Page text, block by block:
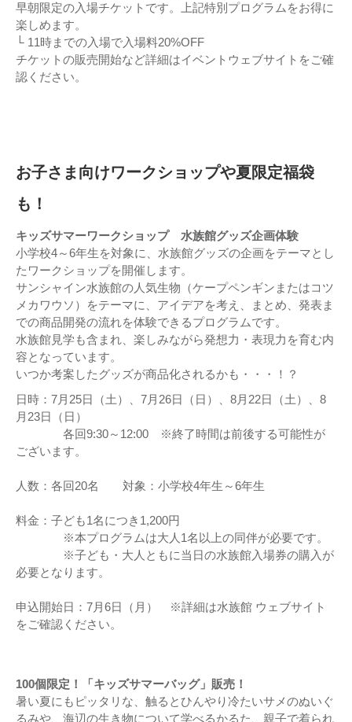
早朝限定の入場チケットです。上記特別プログラムをお得に
楽しめます。
└ 11時までの入場で入場料20%OFF
チケットの販売開始など詳細はイベントウェブサイトをご確
認ください。
お子さま向けワークショップや夏限定福袋
も！
キッズサマーワークショップ 水族館グッズ企画体験
小学校4～6年生を対象に、水族館グッズの企画をテーマとし
たワークショップを開催します。
サンシャイン水族館の人気生物（ケープペンギンまたはコツ
メカワウソ）をテーマに、アイデアを考え、まとめ、発表ま
での商品開発の流れを体験できるプログラムです。
水族館見学も含まれ、楽しみながら発想力・表現力を育む内
容となっています。
いつか考案したグッズが商品化されるかも・・・！？
日時：7月25日（土）、7月26日（日）、8月22日（土）、8
月23日（日）
各回9:30～12:00 ※終了時間は前後する可能性が
ございます。
人数：各回20名 対象：小学校4年生～6年生
料金：子ども1名につき1,200円
※本プログラムは大人1名以上の同伴が必要です。
※子ども・大人ともに当日の水族館入場券の購入が
必要となります。
申込開始日：7月6日（月） ※詳細は水族館 ウェブサイト
をご確認ください。
100個限定！「キッズサマーバッグ」販売！
暑い夏にもピッタリな、触るとひんやり冷たいサメのぬいぐ
るみや、海辺の生き物について学べるかるた、親子で着られ